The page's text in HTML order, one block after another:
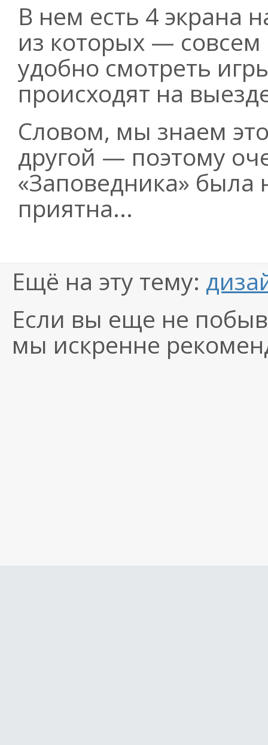
В нем есть 4 экрана
из которых —
удобно смотреть
происходят на
Словом, мы знаем
другой — поэтому
«Заповедника»
приятна...
Ещё на эту тему:
Если вы еще не
мы искренне